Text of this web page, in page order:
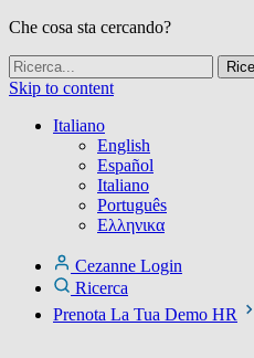
Che cosa sta cercando?
Skip to content
Italiano
English
Español
Italiano
Português
Ελληνικα
Cezanne Login
Ricerca
Prenota La Tua Demo HR